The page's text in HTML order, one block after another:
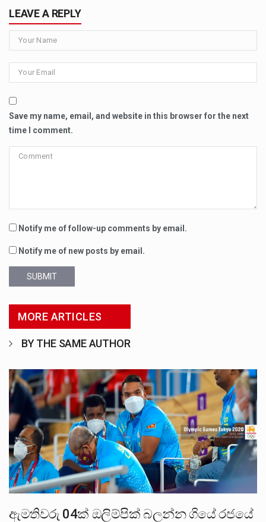
LEAVE A REPLY
Save my name, email, and website in this browser for the next
time I comment.
Notify me of follow-up comments by email.
Notify me of new posts by email.
SUBMIT
MORE ARTICLES
BY THE SAME AUTHOR
ඇමතිවරු 04ක් ඔලිම්පික් බලන්න ගියේ රජයේ